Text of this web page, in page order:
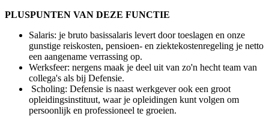
PLUSPUNTEN VAN DEZE FUNCTIE
Salaris: je bruto basissalaris levert door toeslagen en onze
gunstige reiskosten, pensioen- en ziektekostenregeling je netto
een aangename verrassing op.
Werksfeer: nergens maak je deel uit van zo'n hecht team van
collega's als bij Defensie.
Scholing: Defensie is naast werkgever ook een groot
opleidingsinstituut, waar je opleidingen kunt volgen om
persoonlijk en professioneel te groeien.